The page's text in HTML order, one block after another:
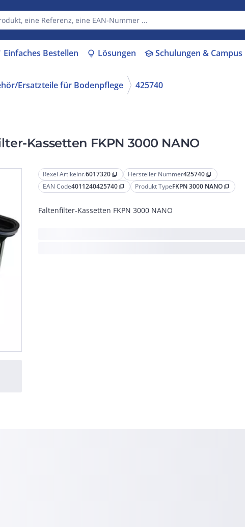
Einfaches Bestellen lightbulb Lösungen schoolSchulungen & Campus
Ersatzteile für Bodenpflege 425740
Kassetten FKPN 3000 NANO
Rexel Artikelnr.6017320 content_copy Hersteller Nummer425740 content_copy
EAN Code4011240425740 content_copy Produkt TypeFKPN 3000 NANO content_copy
Faltenfilter-Kassetten FKPN 3000 NANO